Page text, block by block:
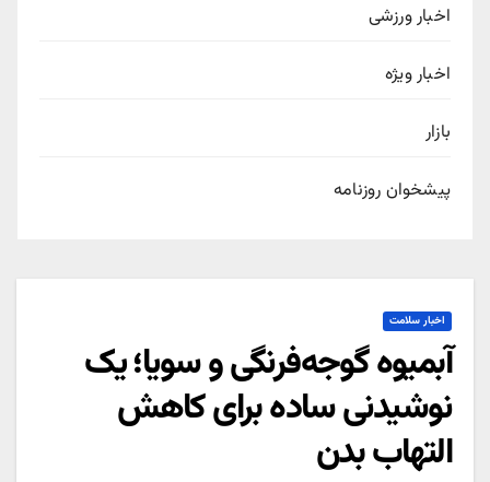
اخبار ورزشی
اخبار ویژه
بازار
پیشخوان روزنامه
اخبار سلامت
آبمیوه گوجه‌فرنگی و سویا؛ یک
نوشیدنی ساده برای کاهش
التهاب بدن